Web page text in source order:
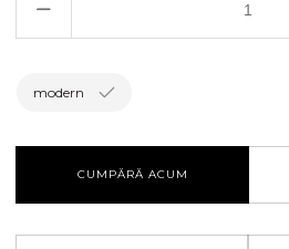
cantitatea
APLICA
modern
CUMPĂRĂ ACUM